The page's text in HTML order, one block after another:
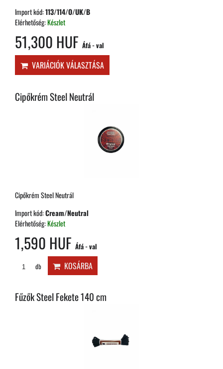
Import kód:113/114/O/UK/B
Elérhetőség:Készlet
51,300 HUF Áfá - val
VARIÁCIÓK VÁLASZTÁSA
Cipőkrém Steel Neutrál
Cipőkrém Steel Neutrál
Import kód:Cream/Neutral
Elérhetőség:Készlet
1,590 HUF Áfá - val
db KOSÁRBA
Fűzők Steel Fekete 140 cm